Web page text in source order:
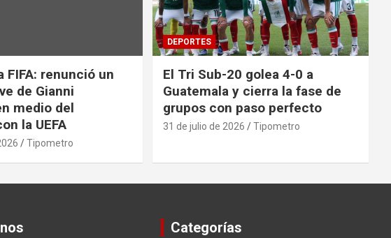
FIFA: renunció un
de Gianni
medio del
la UEFA
Tipometro
DEPORTES
El Tri Sub-20 golea 4-0 a
Guatemala y cierra la fase de
grupos con paso perfecto
31 de julio de 2026 Tipometro
Categorías